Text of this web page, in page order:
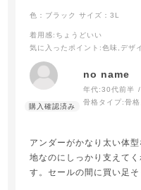
色：ブラック サイズ：3L
着用感:ちょうどいい
気に入ったポイント :色味,デザ
no name
年代:30代前半
骨格タイプ:骨格
アンダーがかなり太い体
地なのにしっかり支えて
す。セールの間に買い足そ